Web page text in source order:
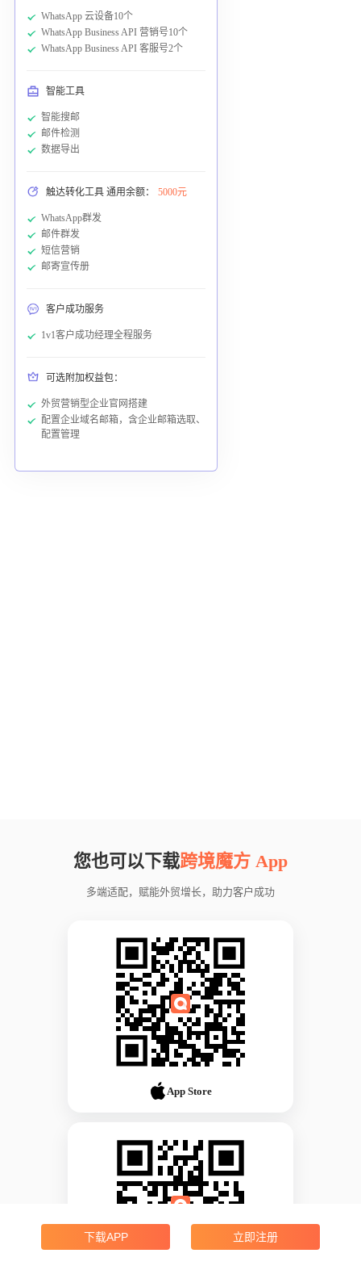
WhatsApp 云设备10个
WhatsApp Business API 营销号10个
WhatsApp Business API 客服号2个
智能工具
智能搜邮
邮件检测
数据导出
触达转化工具 通用余额： 5000元
WhatsApp群发
邮件群发
短信营销
邮寄宣传册
客户成功服务
1v1客户成功经理全程服务
可选附加权益包：
外贸营销型企业官网搭建
配置企业域名邮箱，含企业邮箱选取、
配置管理
您也可以下载跨境魔方 App
多端适配，赋能外贸增长，助力客户成功
App Store
下载APP 立即注册